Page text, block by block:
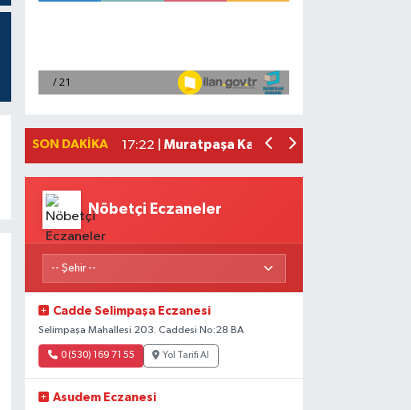
SON DAKIKA
Bakan Kurum: Asrın inşa
17:22 | Muratpaşa Kaymakamı Kara, UTEF
Nöbetçi Eczaneler
Cadde Selimpaşa Eczanesi
Selimpaşa Mahallesi 203. Caddesi No:28 BA
0 (530) 169 71 55 Yol Tarifi Al
Asudem Eczanesi